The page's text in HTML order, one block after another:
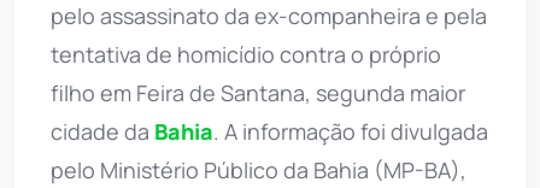
pelo assassinato da ex-companheira e pela
tentativa de homicídio contra o próprio
filho em Feira de Santana, segunda maior
cidade da Bahia. A informação foi divulgada
pelo Ministério Público da Bahia (MP-BA),